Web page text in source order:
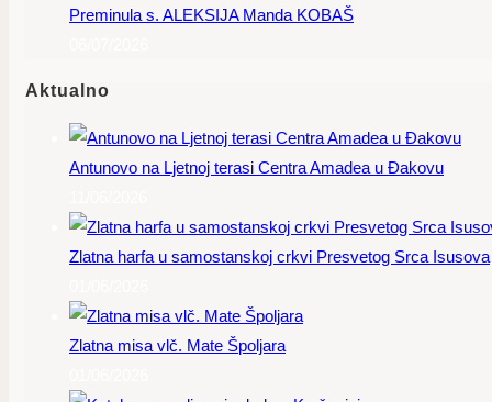
Preminula s. ALEKSIJA Manda KOBAŠ
Aktualno
Antunovo na Ljetnoj terasi Centra Amadea u Đakovu
Zlatna harfa u samostanskoj crkvi Presvetog Srca Isusova
Zlatna misa vlč. Mate Špoljara